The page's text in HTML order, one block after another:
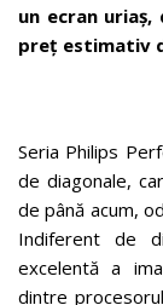
un ecran uriaș,
preț estimativ
Seria Philips
de diagonale,
de până acum,
Indiferent de
excelentă a
dintre